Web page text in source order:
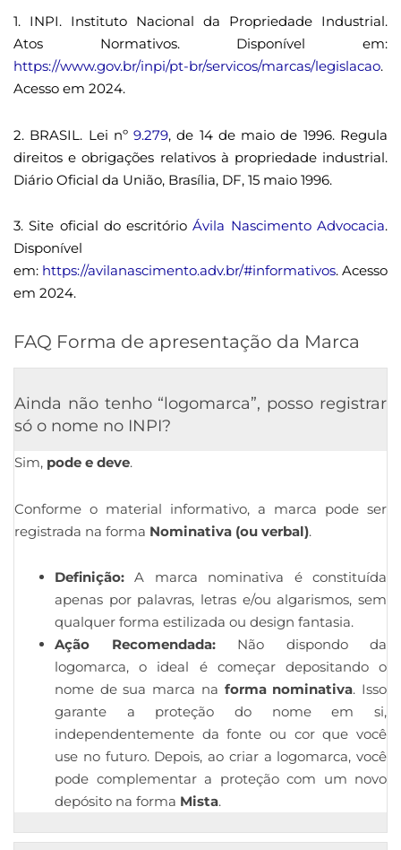
1. INPI. Instituto Nacional da Propriedade Industrial.
Atos Normativos. Disponível em:
https://www.gov.br/inpi/pt-br/servicos/marcas/legislacao.
Acesso em 2024.
2. BRASIL. Lei nº9.279, de 14 de maio de 1996. Regula
direitos e obrigações relativos à propriedade industrial.
Diário Oficial da União, Brasília, DF, 15 maio 1996.
3. Site oficial do escritórioÁvila Nascimento Advocacia.
Disponível
em: https://avilanascimento.adv.br/#informativos. Acesso
em 2024.
FAQ Forma de apresentação da Marca
Ainda não tenho “logomarca”, posso registrar
só o nome no INPI?
Sim, pode e deve.
Conforme o material informativo, a marca pode ser
registrada na forma Nominativa (ou verbal).
Definição: A marca nominativa é constituída
apenas por palavras, letras e/ou algarismos, sem
qualquer forma estilizada ou design fantasia.
Ação Recomendada:Não dispondo da
logomarca, o ideal é começar depositando o
nome de sua marca na forma nominativa. Isso
garante a proteção do nome em si,
independentemente da fonte ou cor que você
use no futuro. Depois, ao criar a logomarca, você
pode complementar a proteção com um novo
depósito na forma Mista.